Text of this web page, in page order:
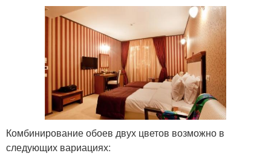
Комбинирование обоев двух цветов возможно в
следующих вариациях: